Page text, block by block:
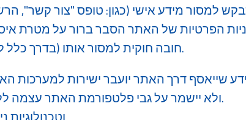
מידע אישי (כגון: טופס "צור קשר",
הפרטיות של האתר הסבר ברור על מטרת
חובה חוקית למסור אותו (בדרך כלל לא) וכיצד המידע יישמר.
שייאסף דרך האתר יועבר ישירות למערכות הארגוניות
Salesforce) ולא יישמר על גבי פלטפורמת האתר עצמה ללא צורך.